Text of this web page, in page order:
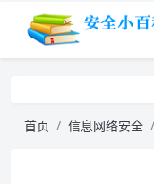
首页 信息网络安全